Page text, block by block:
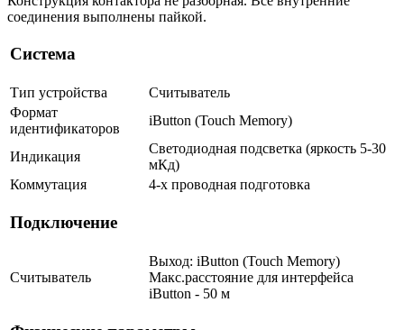
соединения выполнены пайкой.
Система
Тип устройства
Считыватель
Формат
идентификаторов
iButton (Touch Memory)
Индикация
Светодиодная подсветка (яркость 5-30
мКд)
Коммутация
4-х проводная подготовка
Подключение
Считыватель
Выход: iButton (Touch Memory)
Макс.расстояние для интерфейса
iButton - 50 м